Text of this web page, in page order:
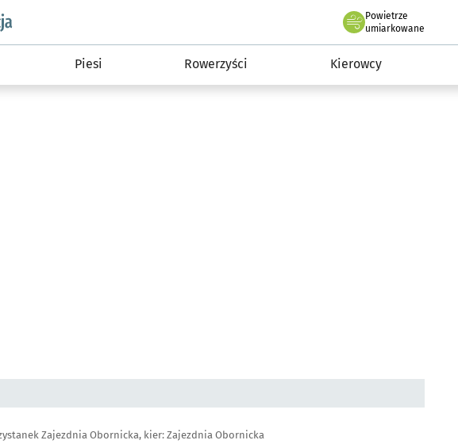
podserwis: Komunikacja
Powietrze
we Wrocławiu
umiarkowane
Piesi Rowerzyści Kierowcy
Zajezdnia Obornicka, kier: Zajezdnia Obornicka